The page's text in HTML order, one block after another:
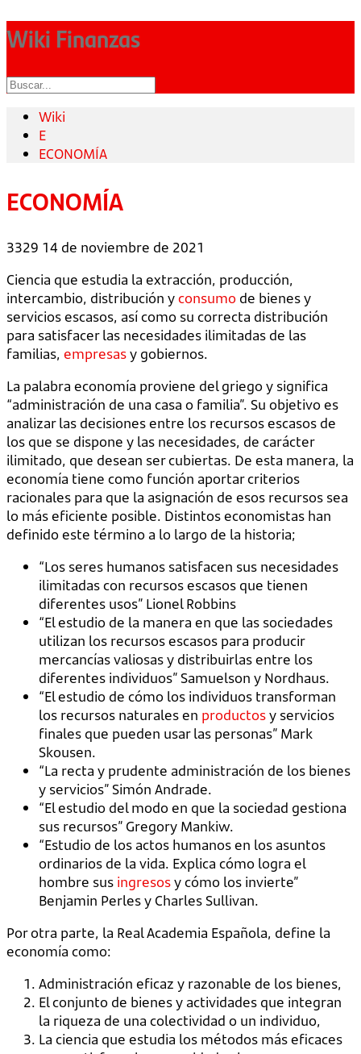
Wiki Finanzas
Wiki
E
ECONOMÍA
ECONOMÍA
3329 14 de noviembre de 2021
Ciencia que estudia la extracción, producción,
intercambio, distribución yconsumo de bienes y
servicios escasos, así como su correcta distribución
para satisfacer las necesidades ilimitadas de las
familias, empresasy gobiernos.
La palabra economía proviene del griego y significa
“administración de una casa o familia”. Su objetivo es
analizar las decisiones entre los recursos escasos de
los que se dispone y las necesidades, de carácter
ilimitado, que desean ser cubiertas. De esta manera, la
economía tiene como función aportar criterios
racionales para que la asignación de esos recursos sea
lo más eficiente posible. Distintos economistas han
definido este término a lo largo de la historia;
“Los seres humanos satisfacen sus necesidades
ilimitadas con recursos escasos que tienen
diferentes usos” Lionel Robbins
“El estudio de la manera en que las sociedades
utilizan los recursos escasos para producir
mercancías valiosas y distribuirlas entre los
diferentes individuos” Samuelson y Nordhaus.
“El estudio de cómo los individuos transforman
los recursos naturales en productosy servicios
finales que pueden usar las personas” Mark
Skousen.
“La recta y prudente administración de los bienes
y servicios” Simón Andrade.
“El estudio del modo en que la sociedad gestiona
sus recursos” Gregory Mankiw.
“Estudio de los actos humanos en los asuntos
ordinarios de la vida. Explica cómo logra el
hombre sus ingresosy cómo los invierte”
Benjamin Perles y Charles Sullivan.
Por otra parte, la Real Academia Española, define la
economía como:
Administración eficaz y razonable de los bienes,
El conjunto de bienes y actividades que integran
la riqueza de una colectividad o un individuo,
La ciencia que estudia los métodos más eficaces